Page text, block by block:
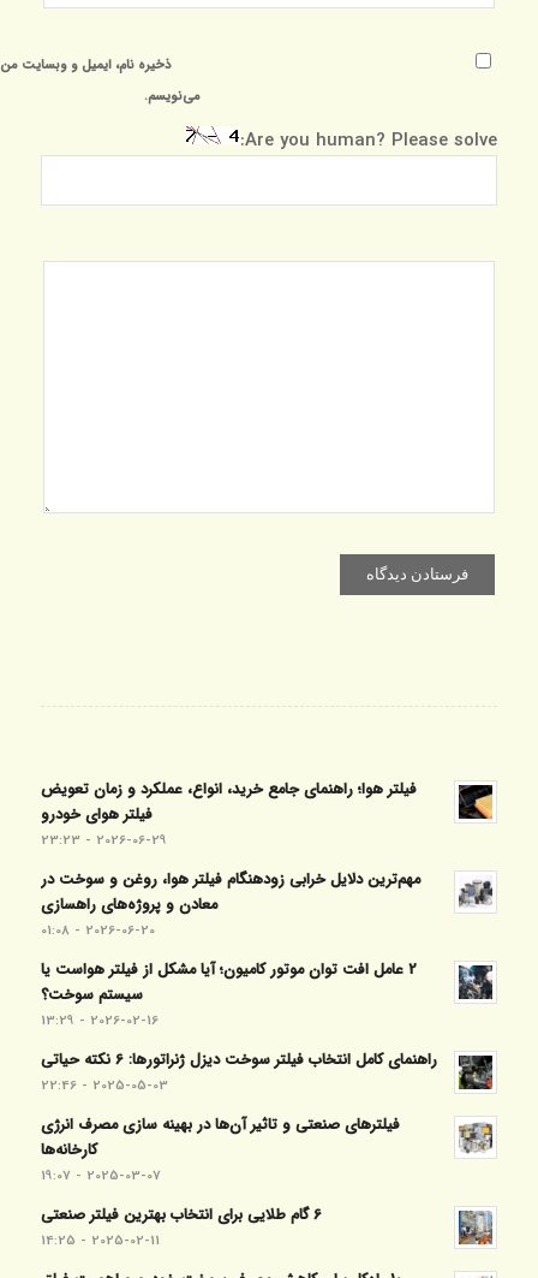
ذخیره نام، ایمیل و وبسایت من
می‌نویسم.
Are you human? Please solve:
فیلتر هوا؛ راهنمای جامع خرید، انواع، عملکرد و زمان تعویض
فیلتر هوای خودرو
2026-06-29 - 23:23
مهم‌ترین دلایل خرابی زودهنگام فیلتر هوا، روغن و سوخت در
معادن و پروژه‌های راهسازی
2026-06-20 - 01:08
2 عامل افت توان موتور کامیون؛ آیا مشکل از فیلتر هواست یا
سیستم سوخت؟
2026-02-16 - 13:29
راهنمای کامل انتخاب فیلتر سوخت دیزل ژنراتورها: 6 نکته حیاتی
2025-05-03 - 22:46
فیلترهای صنعتی و تاثیر آن‌ها در بهینه‌ سازی مصرف انرژی
کارخانه‌ها
2025-03-07 - 19:07
6 گام طلایی برای انتخاب بهترین فیلتر صنعتی
2025-02-11 - 14:25